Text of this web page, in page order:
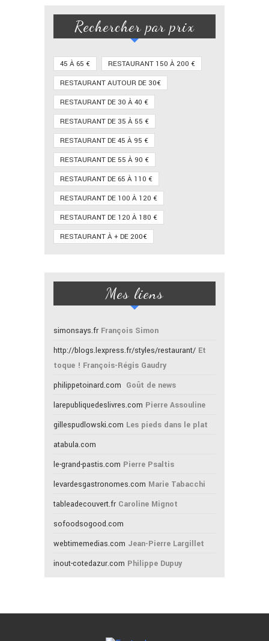
Rechercher par prix
45 À 65 €
RESTAURANT 150 À 200 €
RESTAURANT AUTOUR DE 30€
RESTAURANT DE 30 À 40 €
RESTAURANT DE 35 À 55 €
RESTAURANT DE 45 À 95 €
RESTAURANT DE 55 À 90 €
RESTAURANT DE 65 À 110 €
RESTAURANT DE 100 À 120 €
RESTAURANT DE 120 À 180 €
RESTAURANT À + DE 200€
Mes liens
simonsays.fr François Simon
http://blogs.lexpress.fr/styles/restaurant/ Et
toque ! François-Régis Gaudry
philippetoinard.com Goût de news
larepubliquedeslivres.com Pierre Assouline
gillespudlowski.com Les pieds dans le plat
atabula.com
le-grand-pastis.com Pierre Psaltis
levardesgastronomes.com Marie Tabacchi
tableadecouvert.fr Caroline Mignot
sofoodsogood.com
webtimemedias.com Jean-Pierre Largillet
inout-cotedazur.com Philippe Dupuy